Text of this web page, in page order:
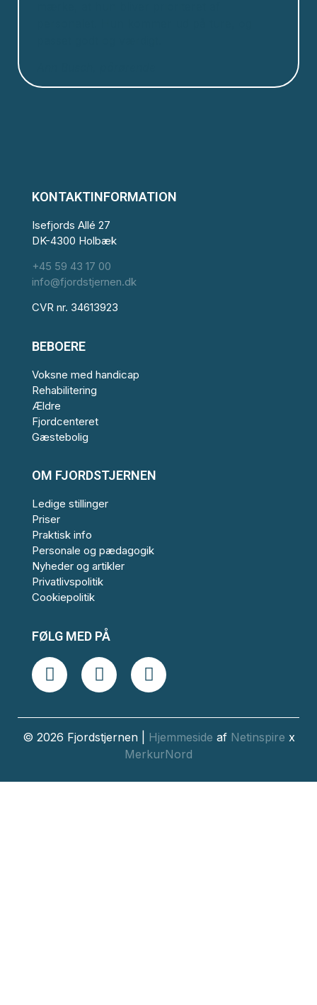
KONTAKTINFORMATION
Isefjords Allé 27
DK-4300 Holbæk
+45 59 43 17 00
info@fjordstjernen.dk
CVR nr. 34613923
BEBOERE
Voksne med handicap
Rehabilitering
Ældre
Fjordcenteret
Gæstebolig
OM FJORDSTJERNEN
Ledige stillinger
Priser
Praktisk info
Personale og pædagogik
Nyheder og artikler
Privatlivspolitik
Cookiepolitik
FØLG MED PÅ
© 2026 Fjordstjernen | Hjemmeside af Netinspire x
MerkurNord